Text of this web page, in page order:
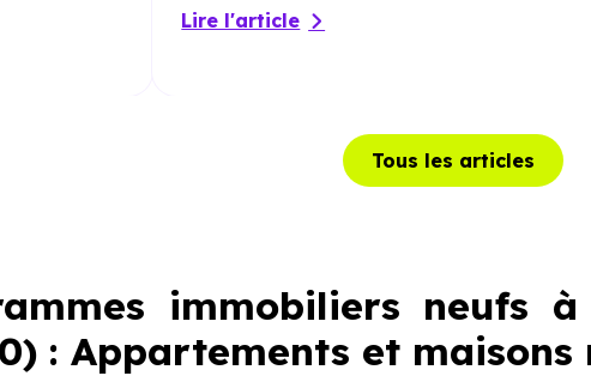
Lire l'article
Tous les articles
immobiliers neufs
: Appartements et maisons